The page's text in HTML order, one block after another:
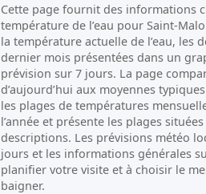
Cette page fournit des informations
température de l’eau pour Saint-
la température actuelle de l’eau, les
dernier mois présentées dans un
prévision sur 7 jours. La page
d’aujourd’hui aux moyennes
les plages de températures
l’année et présente les plages
descriptions. Les prévisions météo
jours et les informations générales
planifier votre visite et à choisir le
baigner.